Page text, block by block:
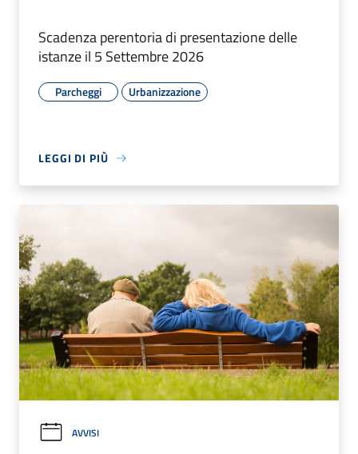
Scadenza perentoria di presentazione delle
istanze il 5 Settembre 2026
Parcheggi Urbanizzazione
LEGGI DI PIÙ
AVVISI